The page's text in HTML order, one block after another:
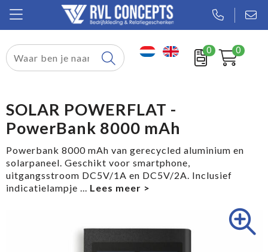
0 0
Relatiegeschenken
Tassen
Sport
Werkkleding
SOLAR POWERFLAT -
PowerBank 8000 mAh
Powerbank 8000 mAh van gerecycled aluminium en
solarpaneel. Geschikt voor smartphone,
uitgangsstroom DC5V/1A en DC5V/2A. Inclusief
indicatielampje ...